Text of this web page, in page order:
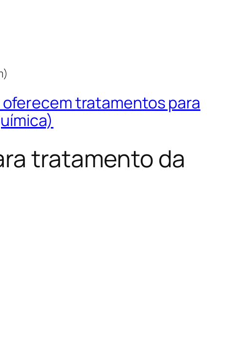
oferecem tratamentos para
tratamento da